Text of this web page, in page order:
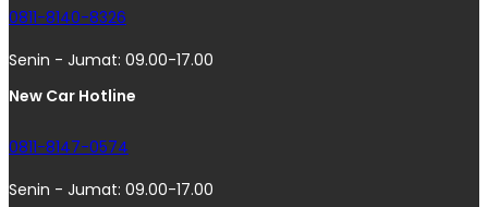
0811-8140-8326
Senin - Jumat: 09.00-17.00
New Car Hotline
0811-8147-0574
Senin - Jumat: 09.00-17.00